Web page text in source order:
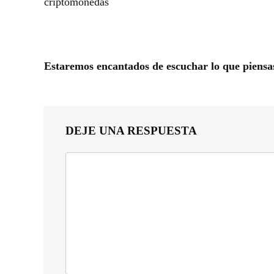
Estaremos encantados de escuchar lo que
DEJE UNA RESPUESTA